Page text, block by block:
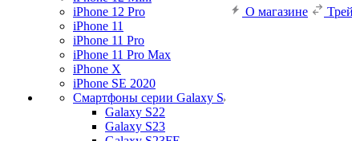
iPhone 12 Pro
iPhone 11
iPhone 11 Pro
iPhone 11 Pro Max
iPhone X
iPhone SE 2020
Смартфоны серии Galaxy S
Galaxy S22
Galaxy S23
О магазине